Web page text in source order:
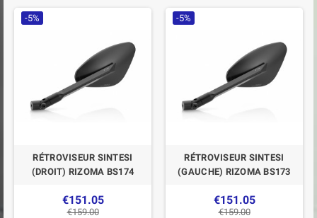
-5%
RÉTROVISEUR SINTESI
(DROIT) RIZOMA BS174
€151.05
€159.00
-5%
RÉTROVISEUR SINTESI
(GAUCHE) RIZOMA BS173
€151.05
€159.00